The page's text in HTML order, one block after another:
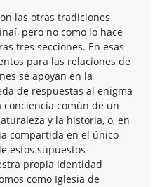
las otras tradiciones
pero no como lo hace
tres secciones. En esas
para las relaciones de
se apoyan en la
de respuestas al enigma
común de un
y la historia, o, en
compartida en el único
estos supuestos
propia identidad
como Iglesia de